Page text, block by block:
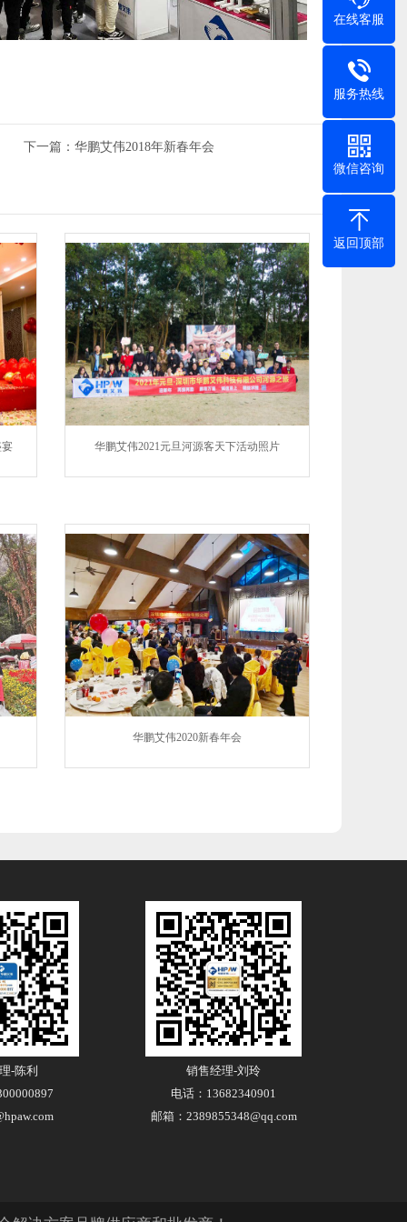
下一篇： 华鹏艾伟2018年新春年会
宴 华鹏艾伟2021元旦河源客天下活动照片
华鹏艾伟2020新春年会
-陈利
销售经理-刘玲
电话：13682340901
邮箱：2389855348@qq.com
在线客服
服务热线
微信咨询
返回顶部